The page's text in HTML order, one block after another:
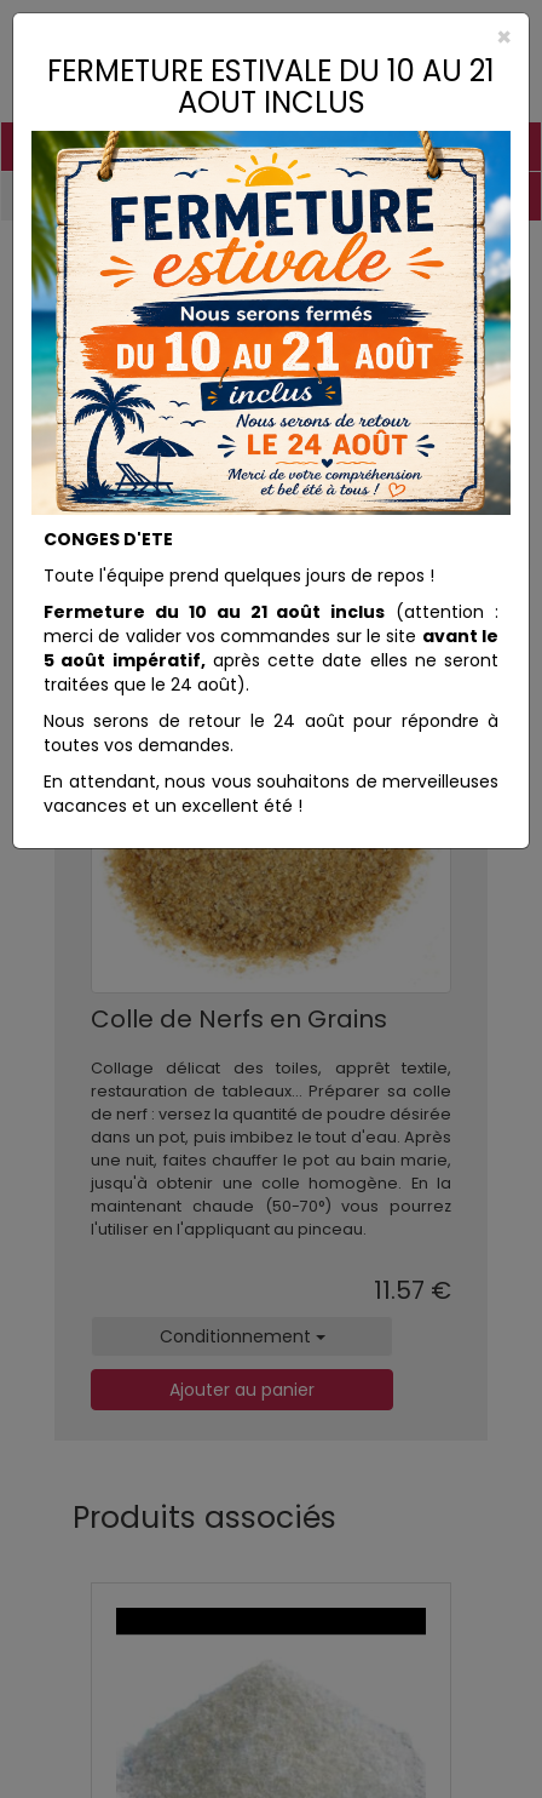
Toggle
PIGMENTS CHAUX CHARGES LIANTS
COLLES DROGUERIE MATÉRIEL DESTOCKAGE
Colles Colle de Nerfs en Grains
COLLES
Colle de Nerfs en Grains
Collage délicat des toiles, apprêt textile,
restauration de tableaux… Préparer sa colle
de nerf : versez la quantité de poudre désirée
dans un pot, puis imbibez le tout d'eau. Après
une nuit, faites chauffer le pot au bain marie,
jusqu'à obtenir une colle homogène. En la
maintenant chaude (50-70°) vous pourrez
l'utiliser en l'appliquant au pinceau.
11.57 €
Conditionnement
Ajouter au panier
Produits associés
×
FERMETURE ESTIVALE DU 10 AU 21
AOUT INCLUS
CONGES D'ETE
Toute l'équipe prend quelques jours de repos !
Fermeture du 10 au 21 août inclus (attention :
merci de valider vos commandes sur le site avant le
5 août impératif,après cette date elles ne seront
traitées que le 24 août).
Nous serons de retour le 24 août pour répondre à
toutes vos demandes.
En attendant, nous vous souhaitons de merveilleuses
vacances et un excellent été !